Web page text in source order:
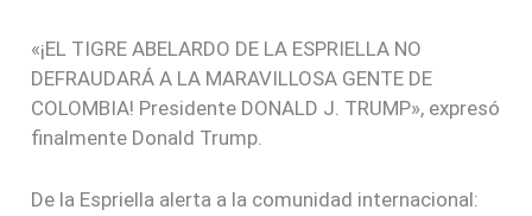
«¡EL TIGRE ABELARDO DE LA ESPRIELLA NO
DEFRAUDARÁ A LA MARAVILLOSA GENTE DE
COLOMBIA! Presidente DONALD J. TRUMP», expresó
finalmente Donald Trump.
De la Espriella alerta a la comunidad internacional: